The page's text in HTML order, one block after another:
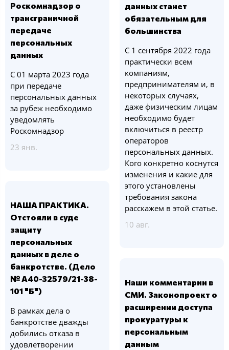
Роскомнадзор о
трансграничной
передаче
персональных
данных
С 01 марта 2023 года
при передаче
персональных данных
за рубеж необходимо
уведомлять
Роскомнадзор
23 янв.
данных станет
обязательным для
большинства
С 1 сентября 2022 года
практически всем
компаниям,
предпринимателям и, в
некоторых случаях,
даже физическим лицам
необходимо будет
включиться в реестр
операторов
персональных данных.
Кого конкретно коснутся
изменения и какие для
этого установлены
требования закона
расскажем в этой статье.
10 авг.
НАША ПРАКТИКА.
Отстояли в суде
защиту
персональных
данных в деле о
банкротстве. (Дело
№ А40-32579/21-38-
101 "Б")
В рамках дела о
банкротстве дважды
добились отказа в
удовлетворении
Наши комментарии в
СМИ. Законопроект о
расширении доступа
прокуратуры к
персональным
данным